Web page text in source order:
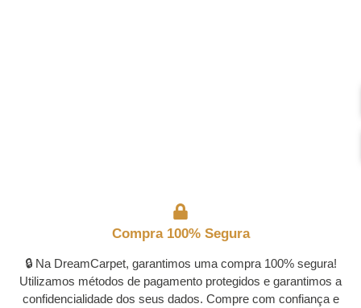
Compra 100% Segura
🔒 Na DreamCarpet, garantimos uma compra 100% segura!
Utilizamos métodos de pagamento protegidos e garantimos a
confidencialidade dos seus dados. Compre com confiança e